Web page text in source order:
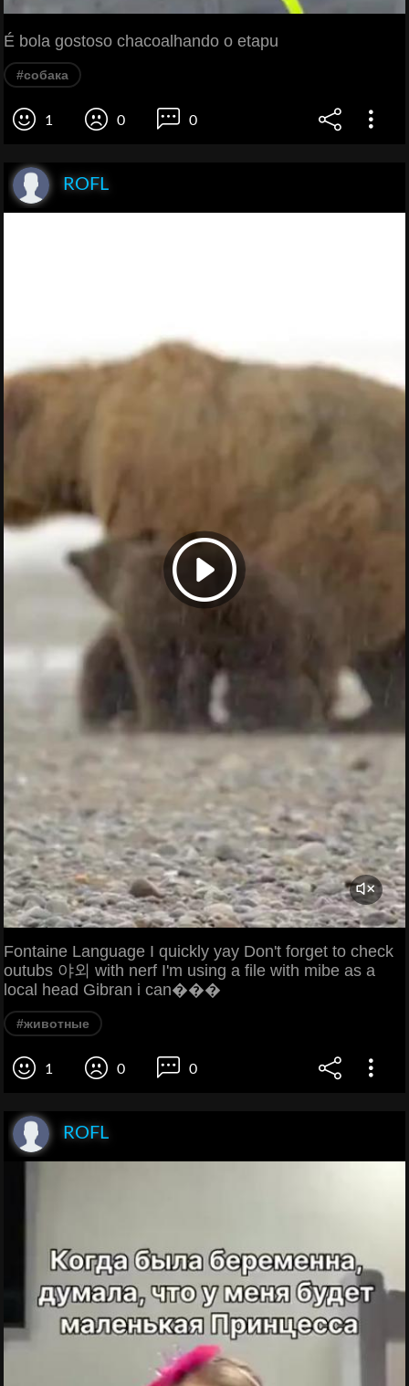
É bola gostoso chacoalhando o etapu
#собака
1 0 0
ROFL
Fontaine Language I quickly yay Don't forget to check
outubs 야외 with nerf I'm using a file with mibe as a
local head Gibran i can���
#животные
1 0 0
ROFL